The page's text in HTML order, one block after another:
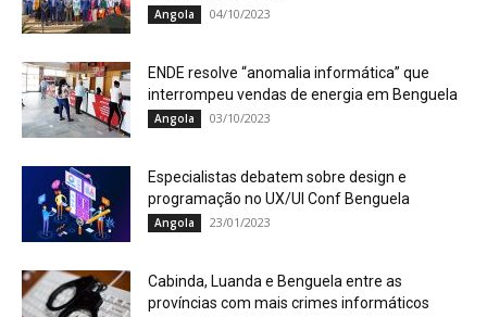
Angola 04/10/2023
ENDE resolve “anomalia informática” que
interrompeu vendas de energia em Benguela
Angola 03/10/2023
Especialistas debatem sobre design e
programação no UX/UI Conf Benguela
Angola 23/01/2023
Cabinda, Luanda e Benguela entre as
províncias com mais crimes informáticos